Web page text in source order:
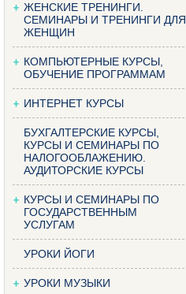
ЖЕНСКИЕ ТРЕНИНГИ.
СЕМИНАРЫ И ТРЕНИНГИ ДЛЯ
ЖЕНЩИН
КОМПЬЮТЕРНЫЕ КУРСЫ,
ОБУЧЕНИЕ ПРОГРАММАМ
ИНТЕРНЕТ КУРСЫ
БУХГАЛТЕРСКИЕ КУРСЫ,
КУРСЫ И СЕМИНАРЫ ПО
НАЛОГООБЛАЖЕНИЮ.
АУДИТОРСКИЕ КУРСЫ
КУРСЫ И СЕМИНАРЫ ПО
ГОСУДАРСТВЕННЫМ
УСЛУГАМ
УРОКИ ЙОГИ
УРОКИ МУЗЫКИ